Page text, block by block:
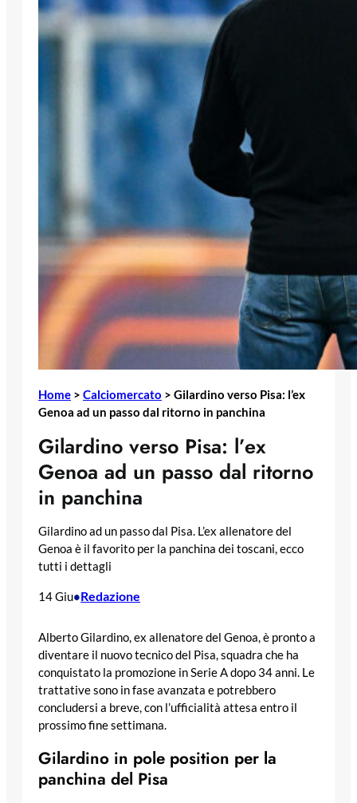
Home > Calciomercato > Gilardino verso Pisa: l’ex
Genoa ad un passo dal ritorno in panchina
Gilardino verso Pisa: l’ex
Genoa ad un passo dal ritorno
in panchina
Gilardino ad un passo dal Pisa. L’ex allenatore del
Genoa è il favorito per la panchina dei toscani, ecco
tutti i dettagli
14 Giu•Redazione
Alberto Gilardino, ex allenatore del Genoa, è pronto a
diventare il nuovo tecnico del Pisa, squadra che ha
conquistato la promozione in Serie A dopo 34 anni. Le
trattative sono in fase avanzata e potrebbero
concludersi a breve, con l’ufficialità attesa entro il
prossimo fine settimana.
Gilardino in pole position per la
panchina del Pisa